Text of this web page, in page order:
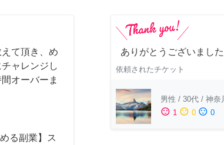
て頂き、め
ャレンジし
オーバーま
る副業】ス
ありがとうございました
依頼されたチケット
男性 / 30代 / 神奈
sentiment_satisfied 1 sentiment_neutral 0 sentiment_dissatisfied 0